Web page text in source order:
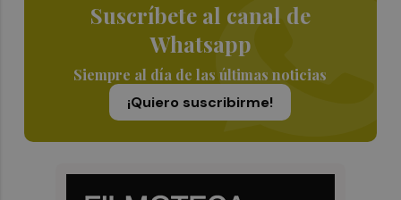
Suscríbete al canal de
Whatsapp
Siempre al día de las últimas noticias
¡Quiero suscribirme!